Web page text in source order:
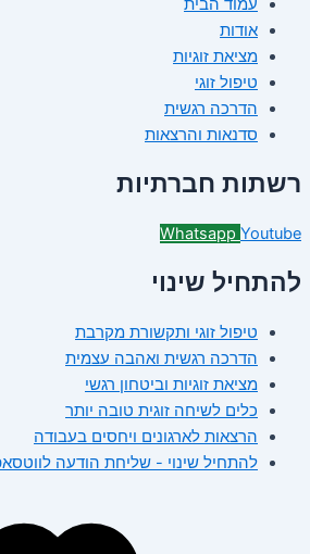
עמוד הבית
אודות
מציאת זוגיות
טיפול זוגי
הדרכה רגשית
סדנאות והרצאות
רשתות חברתיות
Whatsapp Youtube
להתחיל שינוי
טיפול זוגי ותקשורת מקרבת
הדרכה רגשית ואהבה עצמית
מציאת זוגיות וביטחון רגשי
כלים לשיחה זוגית טובה יותר
הרצאות לארגונים ויחסים בעבודה
להתחיל שינוי - שליחת הודעה לווטסאפ